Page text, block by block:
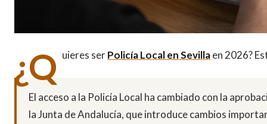
¿Q uieres serPolicía Local en Sevillaen 2026?
El acceso a la Policía Local ha cambiado con la
la Junta de Andalucía, que introduce cambios